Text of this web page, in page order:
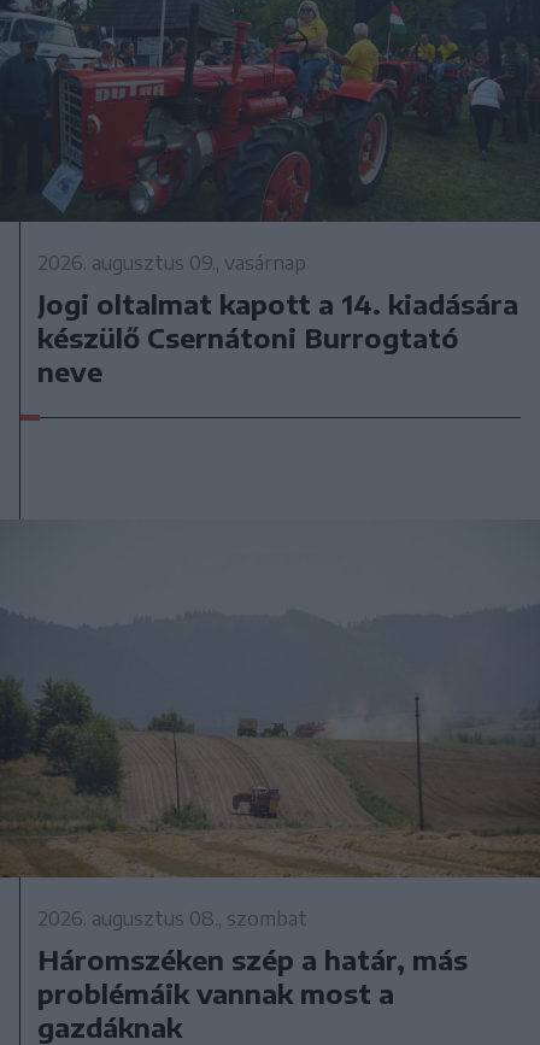
2026. augusztus 09., vasárnap
Jogi oltalmat kapott a 14. kiadására
készülő Csernátoni Burrogtató
neve
2026. augusztus 08., szombat
Háromszéken szép a határ, más
problémáik vannak most a
gazdáknak